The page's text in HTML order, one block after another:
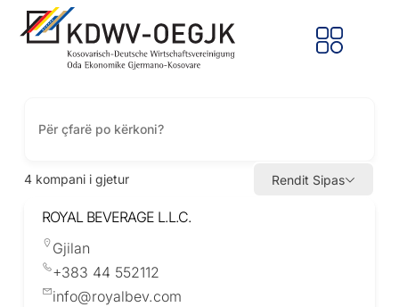
4 kompani i gjetur Rendit Sipas
ROYAL BEVERAGE L.L.C.
Gjilan
+383 44 552112
info@royalbev.com